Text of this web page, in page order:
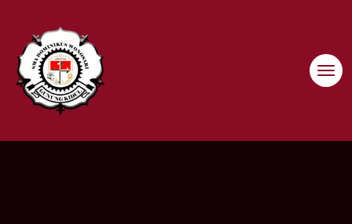
content